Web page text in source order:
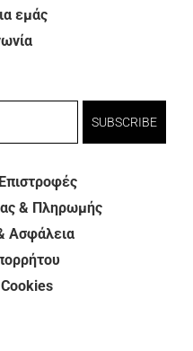
εμάς
SUBSCRIBE
& Πληρωμής
Ασφάλεια
Cookies